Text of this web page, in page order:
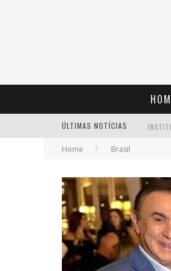
ÚLTIMAS NOTÍCIAS
Home Brasil